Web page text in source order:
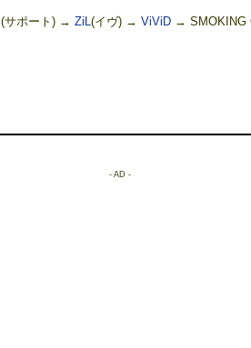
(サポート) → ZiL(イヴ) → ViViD→ SMOKING
- AD -